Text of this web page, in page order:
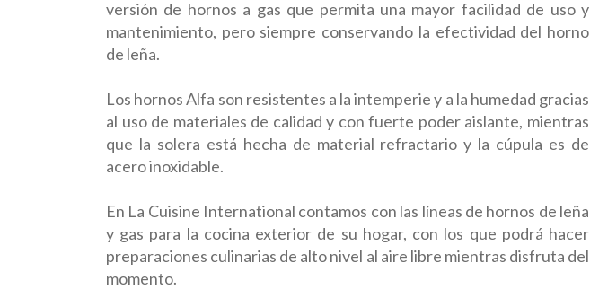
versión de hornos a gas que permita una mayor facilidad de uso y
mantenimiento, pero siempre conservando la efectividad del horno
de leña.
Los hornos Alfa son resistentes a la intemperie y a la humedad gracias
al uso de materiales de calidad y con fuerte poder aislante, mientras
que la solera está hecha de material refractario y la cúpula es de
acero inoxidable.
En La Cuisine International contamos con las líneas de hornos de leña
y gas para la cocina exterior de su hogar, con los que podrá hacer
preparaciones culinarias de alto nivel al aire libre mientras disfruta del
momento.